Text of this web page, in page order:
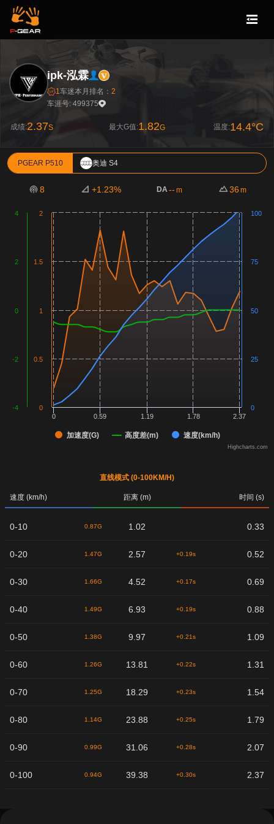
ipk-泓霖
1车迷本月排名： 2
车涯号: 499375
成绩:2.37S 最大G值:1.82G 温度:14.4°C
PGEAR P510 奥迪 S4
8 +1.23% DA-- m 36 m
加速度(G) 高度差(m) 速度(km/h)
0 0.59 1.19 1.78 2.37
0
0.5
1
1.5
2
-4
-2
0
2
4
0
25
50
75
100
Highcharts.com
直线模式 (0-100KM/H)
速度 (km/h) 距离 (m) 时间 (s)
0-10 0.87G 1.02 0.33
0-20 1.47G 2.57 +0.19s 0.52
0-30 1.66G 4.52 +0.17s 0.69
0-40 1.49G 6.93 +0.19s 0.88
0-50 1.38G 9.97 +0.21s 1.09
0-60 1.26G 13.81 +0.22s 1.31
0-70 1.25G 18.29 +0.23s 1.54
0-80 1.14G 23.88 +0.25s 1.79
0-90 0.99G 31.06 +0.28s 2.07
0-100 0.94G 39.38 +0.30s 2.37